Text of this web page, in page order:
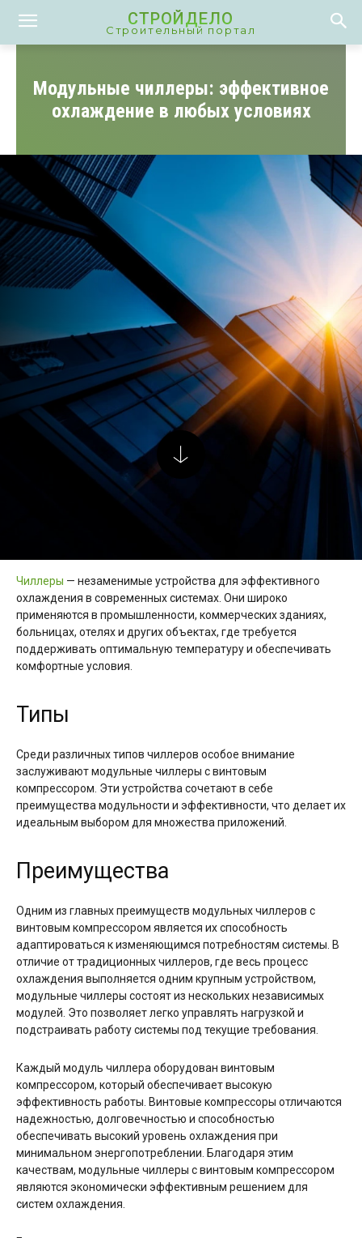
СТРОЙДЕЛО
Строительный портал
Модульные чиллеры: эффективное
охлаждение в любых условиях
Чиллеры — незаменимые устройства для эффективного
охлаждения в современных системах. Они широко
применяются в промышленности, коммерческих зданиях,
больницах, отелях и других объектах, где требуется
поддерживать оптимальную температуру и обеспечивать
комфортные условия.
Типы
Среди различных типов чиллеров особое внимание
заслуживают модульные чиллеры с винтовым
компрессором. Эти устройства сочетают в себе
преимущества модульности и эффективности, что делает их
идеальным выбором для множества приложений.
Преимущества
Одним из главных преимуществ модульных чиллеров с
винтовым компрессором является их способность
адаптироваться к изменяющимся потребностям системы. В
отличие от традиционных чиллеров, где весь процесс
охлаждения выполняется одним крупным устройством,
модульные чиллеры состоят из нескольких независимых
модулей. Это позволяет легко управлять нагрузкой и
подстраивать работу системы под текущие требования.
Каждый модуль чиллера оборудован винтовым
компрессором, который обеспечивает высокую
эффективность работы. Винтовые компрессоры отличаются
надежностью, долговечностью и способностью
обеспечивать высокий уровень охлаждения при
минимальном энергопотреблении. Благодаря этим
качествам, модульные чиллеры с винтовым компрессором
являются экономически эффективным решением для
систем охлаждения.